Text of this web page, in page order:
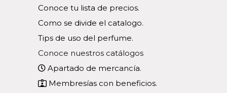
Conoce tu lista de precios.
Como se divide el catalogo.
Tips de uso del perfume.
Conoce nuestros catálogos
Apartado de mercancía.
Membresías con beneficios.